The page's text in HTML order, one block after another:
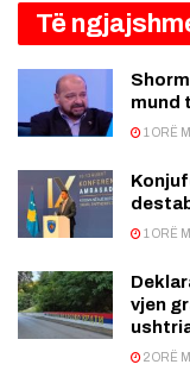
Të
mund
1 ORË
1 ORË
vjen
2 ORË